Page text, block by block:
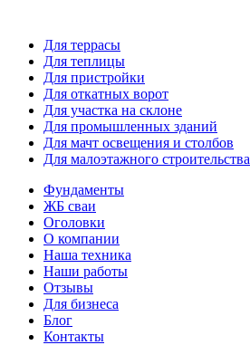
Для террасы
Для теплицы
Для пристройки
Для откатных ворот
Для участка на склоне
Для промышленных зданий
Для мачт освещения и столбов
Для малоэтажного строительства
Фундаменты
ЖБ сваи
Оголовки
О компании
Наша техника
Наши работы
Отзывы
Для бизнеса
Блог
Контакты